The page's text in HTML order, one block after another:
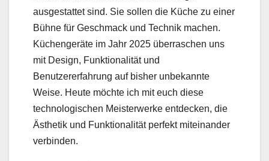
ausgestattet sind. Sie sollen die Küche zu einer
Bühne für Geschmack und Technik machen.
Küchengeräte im Jahr 2025 überraschen uns
mit Design, Funktionalität und
Benutzererfahrung auf bisher unbekannte
Weise. Heute möchte ich mit euch diese
technologischen Meisterwerke entdecken, die
Ästhetik und Funktionalität perfekt miteinander
verbinden.